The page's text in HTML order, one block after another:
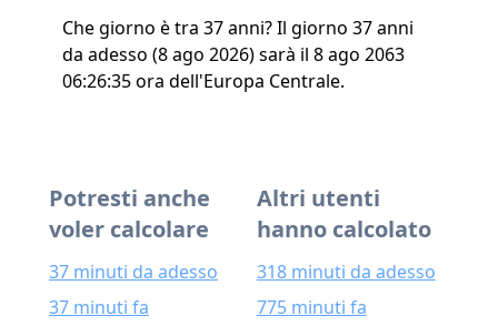
Che giorno è tra 37 anni? Il giorno 37 anni
da adesso (8 ago 2026) sarà il 8 ago 2063
06:26:35 ora dell'Europa Centrale.
Potresti anche
voler calcolare
37 minuti da adesso
37 minuti fa
Altri utenti
hanno calcolato
318 minuti da adesso
775 minuti fa